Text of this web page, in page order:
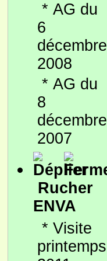
* AG du
6
décembre
2008
* AG du
8
décembre
2007
Rucher
ENVA
* Visite
printemps